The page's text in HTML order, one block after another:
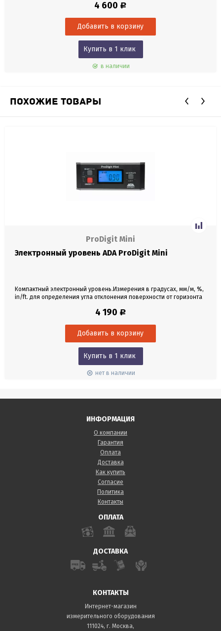
подсветкой. Магниты в основании. Автоматическое отключение.
4 600 Р
Купить в 1 клик
в наличии
ПОХОЖИЕ ТОВАРЫ
ProDigit Mini
Электронный уровень ADA ProDigit Mini
Компактный электронный уровень.Измерения в градусах, мм/м, %,
in/ft. для определения угла отклонения поверхности от горизонта
ЖК экран с подсветкой. Магниты в основании. Автоотключение.
4 190 Р
Купить в 1 клик
нет в наличии
ИНФОРМАЦИЯ
О компании
Гарантия
Оплата
Доставка
Как купить
Согласие
Политика
Контакты
ОПЛАТА
ДОСТАВКА
КОНТАКТЫ
Интернет-магазин
измерительного оборудования
111024, г. Москва,